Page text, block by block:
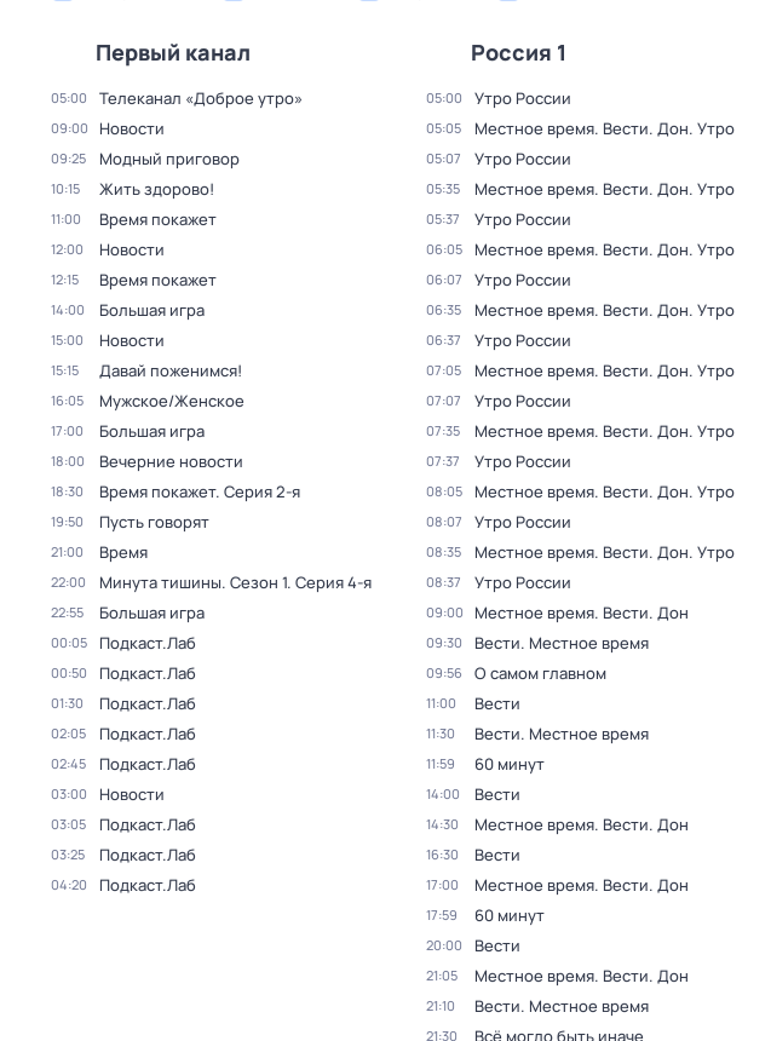
Первый канал
05:00 Телеканал «Доброе утро»
09:00 Новости
09:25 Модный приговор
10:15 Жить здорово!
11:00 Время покажет
12:00 Новости
12:15 Время покажет
14:00 Большая игра
15:00 Новости
15:15 Давай поженимся!
16:05 Мужское/Женское
17:00 Большая игра
18:00 Вечерние новости
18:30 Время покажет. Серия 2-я
19:50 Пусть говорят
21:00 Время
22:00 Минута тишины. Сезон 1. Серия 4-я
22:55 Большая игра
00:05 Подкаст.Лаб
00:50 Подкаст.Лаб
01:30 Подкаст.Лаб
02:05 Подкаст.Лаб
02:45 Подкаст.Лаб
03:00 Новости
03:05 Подкаст.Лаб
03:25 Подкаст.Лаб
04:20 Подкаст.Лаб
Россия 1
05:00 Утро России
05:05 Местное время. Вести. Дон. Утро
05:07 Утро России
05:35 Местное время. Вести. Дон. Утро
05:37 Утро России
06:05 Местное время. Вести. Дон. Утро
06:07 Утро России
06:35 Местное время. Вести. Дон. Утро
06:37 Утро России
07:05 Местное время. Вести. Дон. Утро
07:07 Утро России
07:35 Местное время. Вести. Дон. Утро
07:37 Утро России
08:05 Местное время. Вести. Дон. Утро
08:07 Утро России
08:35 Местное время. Вести. Дон. Утро
08:37 Утро России
09:00 Местное время. Вести. Дон
09:30 Вести. Местное время
09:56 О самом главном
11:00 Вести
11:30 Вести. Местное время
11:59 60 минут
14:00 Вести
14:30 Местное время. Вести. Дон
16:30 Вести
17:00 Местное время. Вести. Дон
17:59 60 минут
20:00 Вести
21:05 Местное время. Вести. Дон
21:10 Вести. Местное время
21:30 Всё могло быть иначе